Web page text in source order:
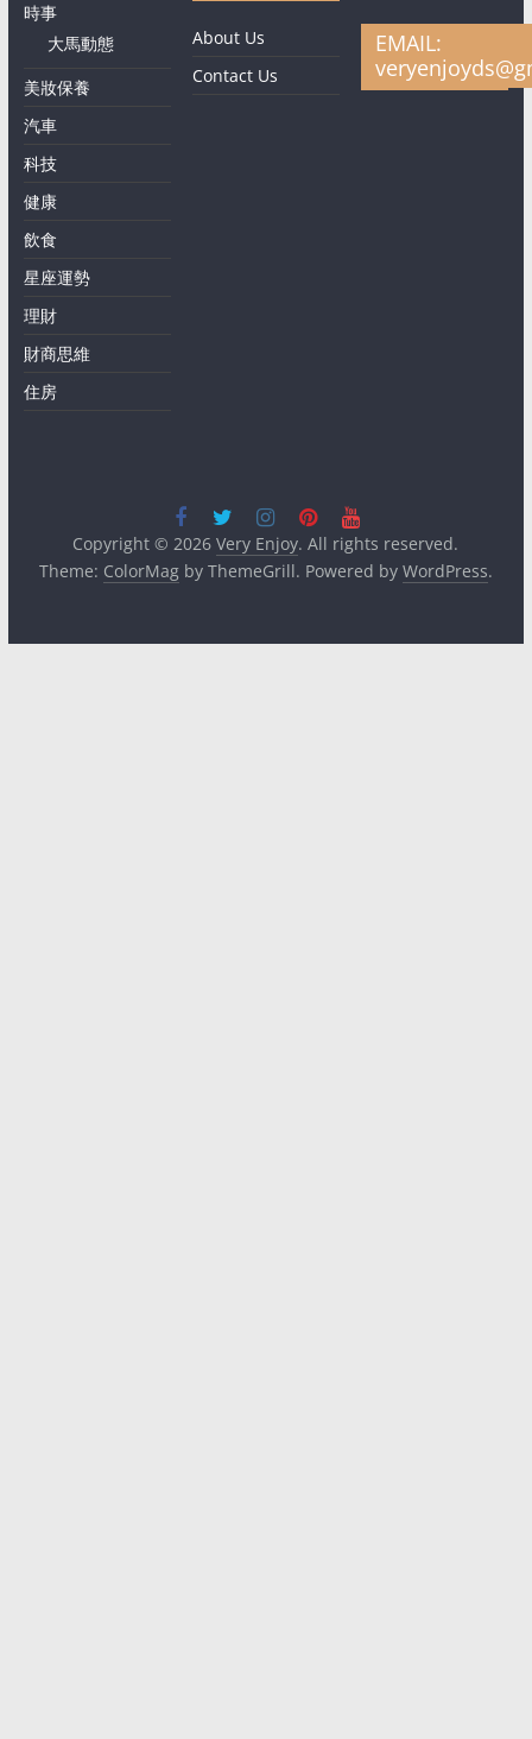
時事
大馬動態
美妝保養
汽車
科技
健康
飲食
星座運勢
理財
財商思維
住房
About Us
Contact Us
EMAIL:
Copyright © 2026Very Enjoy. All rights reserved.
Theme: ColorMagby ThemeGrill. Powered by WordPress.